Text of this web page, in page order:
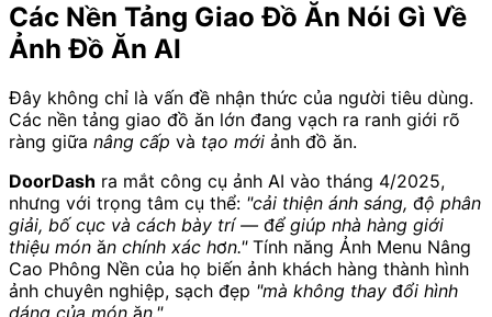
Các Nền Tảng Giao Đồ Ăn Nói Gì Về
Ảnh Đồ Ăn AI
Đây không chỉ là vấn đề nhận thức của người tiêu dùng.
Các nền tảng giao đồ ăn lớn đang vạch ra ranh giới rõ
ràng giữa nâng cấp và tạo mới ảnh đồ ăn.
DoorDash ra mắt công cụ ảnh AI vào tháng 4/2025,
nhưng với trọng tâm cụ thể: "cải thiện ánh sáng, độ phân
giải, bố cục và cách bày trí — để giúp nhà hàng giới
thiệu món ăn chính xác hơn."Tính năng Ảnh Menu Nâng
Cao Phông Nền của họ biến ảnh khách hàng thành hình
ảnh chuyên nghiệp, sạch đẹp "mà không thay đổi hình
dáng của món ăn."